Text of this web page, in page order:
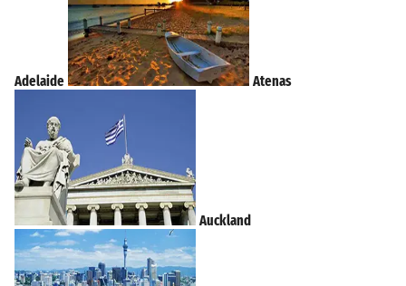
Adelaide Atenas
Auckland